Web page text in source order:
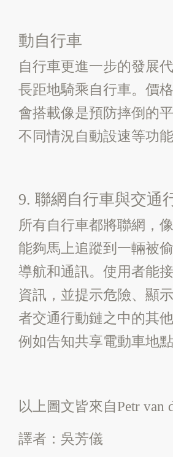
動自行車
自行車更進一步的發展
長距地騎乘自行車。價
會搭載像是預防摔倒的
不同情況自動設速等功能
9. 聯網自行車與交通
所有自行車都將聯網，
能夠馬上追蹤到一輛被
導航和通訊。使用者能
資訊，並提示危險、顯
者交通行動鏈之中的其
例如告知共享電動車地點
以上圖文皆來自Petr van
譯者：吳芳儀